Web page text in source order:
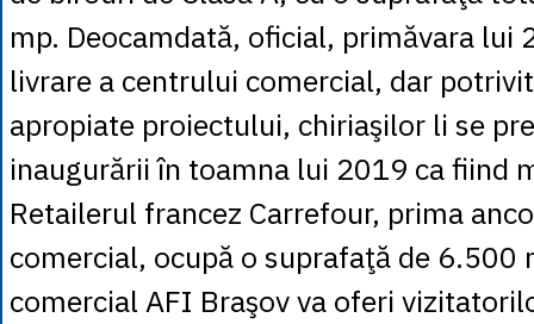
mp. Deocamdată, oficial, primăvara lui
livrare a centrului comercial, dar
apropiate proiectului, chiriaşilor li se
inaugurării în toamna lui 2019 ca fiind
Retailerul francez Carrefour, prima
comercial, ocupă o suprafaţă de 6.500
comercial AFI Braşov va oferi